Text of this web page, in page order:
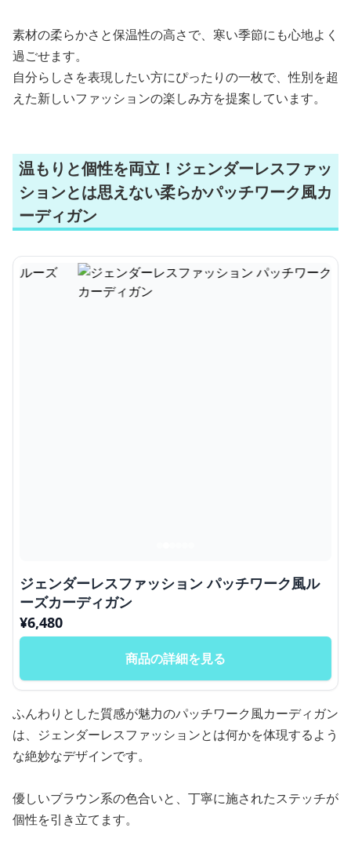
素材の柔らかさと保温性の高さで、寒い季節にも心地よく
過ごせます。
自分らしさを表現したい方にぴったりの一枚で、性別を超
えた新しいファッションの楽しみ方を提案しています。
温もりと個性を両立！ジェンダーレスファッ
ションとは思えない柔らかパッチワーク風カ
ーディガン
ジェンダーレスファッション パッチワーク風ル
ーズカーディガン
¥6,480
商品の詳細を見る
ふんわりとした質感が魅力のパッチワーク風カーディガン
は、ジェンダーレスファッションとは何かを体現するよう
な絶妙なデザインです。
優しいブラウン系の色合いと、丁寧に施されたステッチが
個性を引き立てます。